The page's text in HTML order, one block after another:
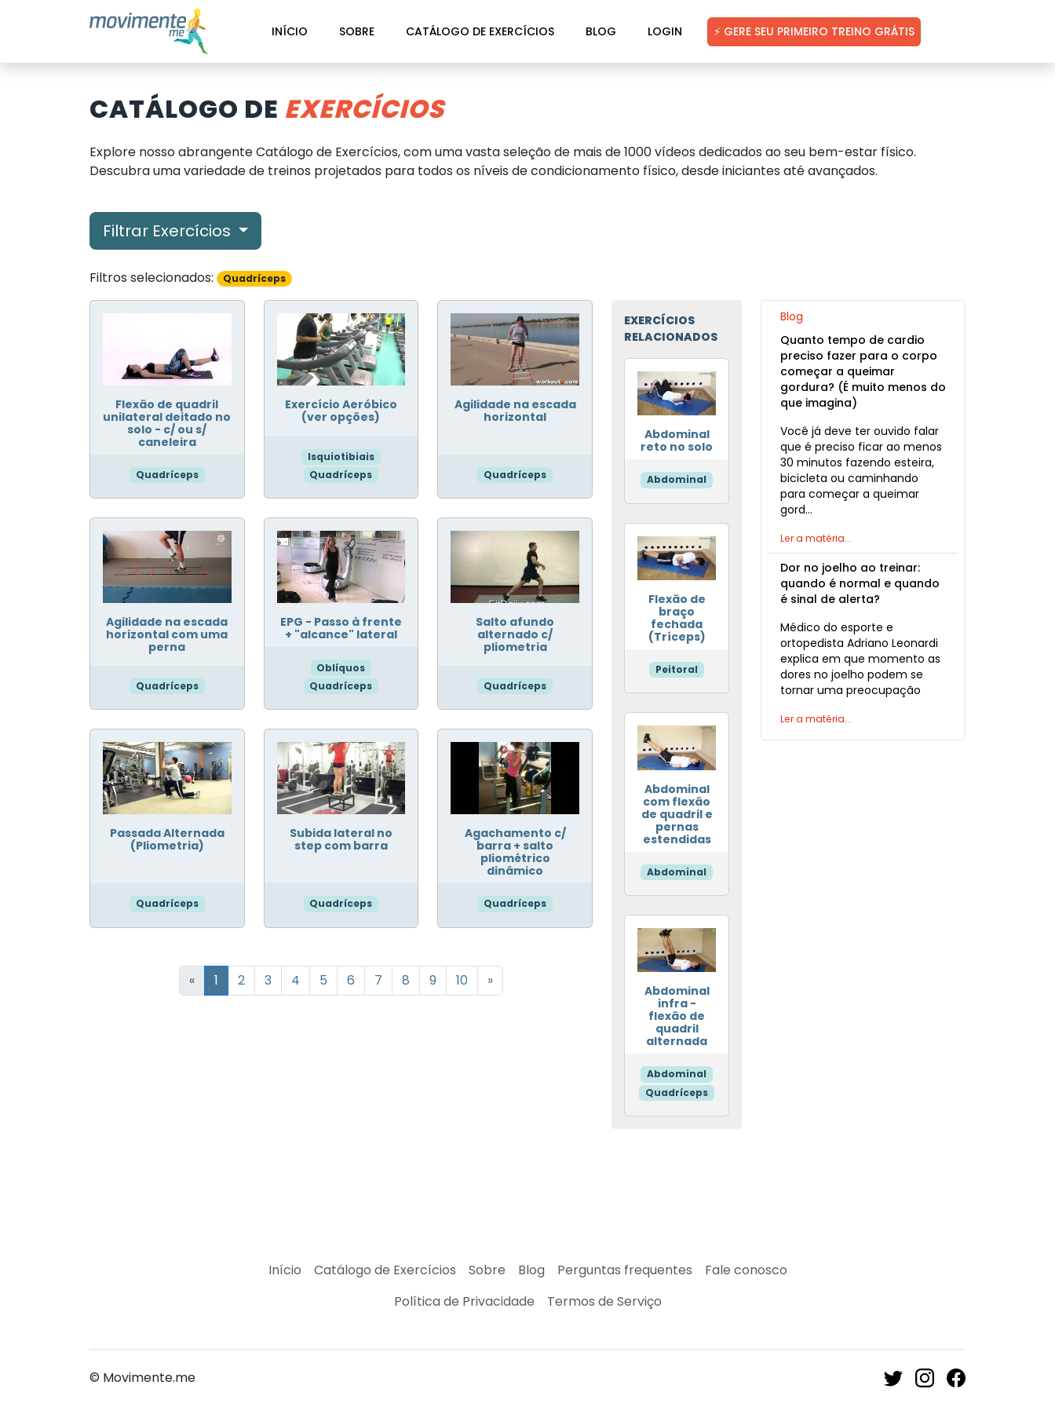
INÍCIO SOBRE CATÁLOGO DE EXERCÍCIOS BLOG LOGIN ⚡ GERE SEU PRIMEIRO TREINO GRÁTIS
CATÁLOGO DE EXERCÍCIOS
Explore nosso abrangente Catálogo de Exercícios, com uma vasta seleção de mais de 1000 vídeos dedicados ao seu bem-estar físico.
Descubra uma variedade de treinos projetados para todos os níveis de condicionamento físico, desde iniciantes até avançados.
Filtrar Exercícios
Filtros selecionados: Quadríceps
Flexão de quadril
unilateral deitado no
solo - c/ ou s/
caneleira
Quadríceps
Exercício Aeróbico
(ver opções)
Isquiotibiais
Quadríceps
Agilidade na escada
horizontal
Quadríceps
Agilidade na escada
horizontal com uma
perna
Quadríceps
EPG - Passo à frente
+ "alcance" lateral
Oblíquos
Quadríceps
Salto afundo
alternado c/
pliometria
Quadríceps
Passada Alternada
(Pliometria)
Quadríceps
Subida lateral no
step com barra
Quadríceps
Agachamento c/
barra + salto
pliométrico
dinâmico
Quadríceps
« 1 2 3 4 5 6 7 8 9 10 »
EXERCÍCIOS
RELACIONADOS
Abdominal
reto no solo
Abdominal
Flexão de
braço
fechada
(Tríceps)
Peitoral
Abdominal
com flexão
de quadril e
pernas
estendidas
Abdominal
Abdominal
infra -
flexão de
quadril
alternada
Abdominal
Quadríceps
Blog
Quanto tempo de cardio
preciso fazer para o corpo
começar a queimar
gordura? (É muito menos do
que imagina)
Você já deve ter ouvido falar
que é preciso ficar ao menos
30 minutos fazendo esteira,
bicicleta ou caminhando
para começar a queimar
gord…
Ler a matéria...
Dor no joelho ao treinar:
quando é normal e quando
é sinal de alerta?
Médico do esporte e
ortopedista Adriano Leonardi
explica em que momento as
dores no joelho podem se
tornar uma preocupação
Ler a matéria...
Início Catálogo de Exercícios Sobre Blog Perguntas frequentes
Fale conosco
Política de Privacidade
Termos de Serviço
© Movimente.me